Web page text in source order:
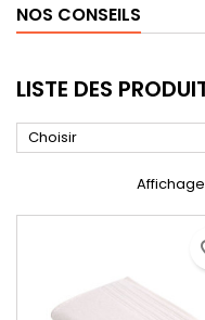
NOS CONSEILS
LISTE DES
Choisir